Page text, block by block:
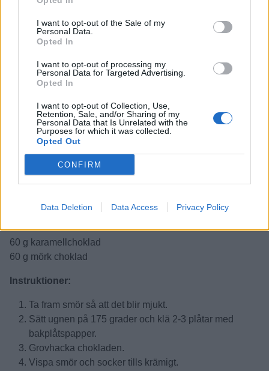
I want to opt-out of the Sale of my
Personal Data.
Opted In
I want to opt-out of processing my
Personal Data for Targeted Advertising.
Opted In
I want to opt-out of Collection, Use,
Retention, Sale, and/or Sharing of my
Personal Data that Is Unrelated with the
Purposes for which it was collected.
Opted Out
CONFIRM
Data Deletion Data Access Privacy Policy
Pepparkakecookies m choklad
150 g smör
2 dl farinsocker
1 dl strösocker
5½ dl vetemjöl
½ tsk bakpulver
½ tsk salt
60 g karamellchoklad
60 g mörk choklad
Instruktioner:
Ta fram smör så att det blir mjukt.
Sätt ugnen på 175 grader och klä 2-3 plåtar med
bakplåtspapper.
Grovhacka chokladen.
Vispa smör och socker tills krämigt.